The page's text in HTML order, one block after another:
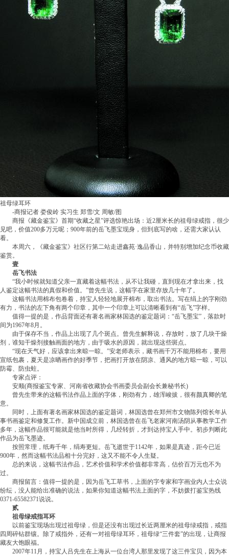
祖母绿耳环
-商报记者 娄俊岭 实习生 郑雪/文 周敏/图
商报《藏金鉴宝》首期“收藏之星”评选惊艳出场：近2厘米长的祖母绿戒指，很少
见吧，价值200多万元呢；900年前的岳飞墨宝现身，但到底写的啥，还需大家认认
看。
本周六，《藏金鉴宝》社区行第二站走进鑫苑·逸品香山，并特别增加纪念币收藏
鉴赏。
壹
岳飞书法
“我小时候就知道父亲一直藏着这幅书法，从不让我碰，直到现在才拿出来，找
人鉴定这幅书法的真假和价值。”曾先生说，这幅字在家里存放几十年了。
这幅书法用棉布包卷着，持宝人轻轻地展开棉布，取出书法。写在绢上的字刚劲
有力，书法的左下角有两个印章，其中一个印章上可以清晰看到有“岳飞”字样。
值得一提的是，作品背面还有著名画家林国选的鉴定题词：“岳飞墨宝”，落款时
间为1967年8月。
由于保存不当，作品上出现了几个斑点。曾先生解释说，存放时，放了几块干燥
剂，谁知干燥剂接触画面的地方，由于吸水的原因，就出现这些斑点。
“现在天气好，应该拿出来晾一晾。”安老师表示，藏书画千万不能用棉布，要用
宣纸包裹，夏天是凉晒画作的好季节，把画打开放在阴凉、通风的地方晾一晾，可以
防霉、防虫蛀。
专家点评：
安顺(商报鉴宝专家、河南省收藏协会书画委员会副会长兼秘书长)
曾先生带来的这幅书法作品上面的字体，刚劲有力，雄浑峻拔，很有颜真卿的笔
意。
同时，上面有著名画家林国选的鉴定题词，林国选曾在郑州市文物陈列馆长年从
事书画鉴定和修复工作。新中国成立前，林国选曾在岳飞老家河南汤阴从事教学工作
多年，这幅作品很可能就是他当时所得，几经转折，才到达持宝人手中。初步判断此
作品为岳飞墨迹。
按照常理，纸寿千年，绢寿更短。岳飞逝世于1142年，如果是真迹，距今已近
900年，然而这幅书法品相十分完好，这又不能不令人生疑。
总的来说，这幅书法作品，艺术价值和学术价值都非常高，估价百万元也不为
过。
商报留言：值得一提的是，因为岳飞工草书，上面的字专家和字画业内人士众说
纷纭，没人能给出准确的说法，如果你知道这幅书法上面的字，不妨拨打鉴宝热线
0371-65582371说说。
贰
祖母绿戒指耳环
以前鉴宝现场出现过祖母绿，但是还没有出现过长近两厘米的祖母绿戒指，戒指
四周碎钻群镶。除了戒指外，还有一对祖母绿耳环，祖母绿“三件套”的出现，让商报
藏友大饱眼福。
2007年11月，持宝人吕先生在上海从一位台湾人那里发现了这三件宝贝，因为本